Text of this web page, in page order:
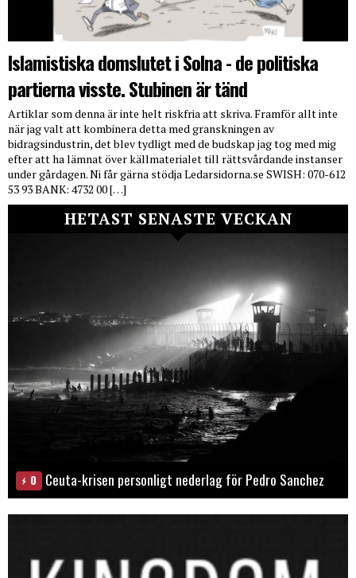
Islamistiska domslutet i Solna - de politiska
partierna visste. Stubinen är tänd
Artiklar som denna är inte helt riskfria att skriva. Framför allt inte
när jag valt att kombinera detta med granskningen av
bidragsindustrin, det blev tydligt med de budskap jag tog med mig
efter att ha lämnat över källmaterialet till rättsvårdande instanser
under gårdagen. Ni får gärna stödja Ledarsidorna.se SWISH: 070-612
53 93 BANK: 4732 00 […]
HETAST SENASTE VECKAN
0 Ceuta-krisen personligt nederlag för Pedro Sanchez